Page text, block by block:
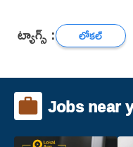
ట్యాగ్స్ : లోకల్
Jobs near